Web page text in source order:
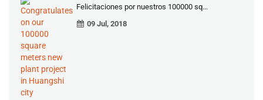
Felicitaciones por nuestros 100000 sq...
09 Jul, 2018